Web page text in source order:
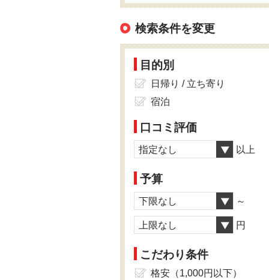
検索条件を変更
目的別
日帰り / 立ち寄り
宿泊
口コミ評価
指定なし 以上
予算
下限なし ～
上限なし 円
こだわり条件
格安（1,000円以下）